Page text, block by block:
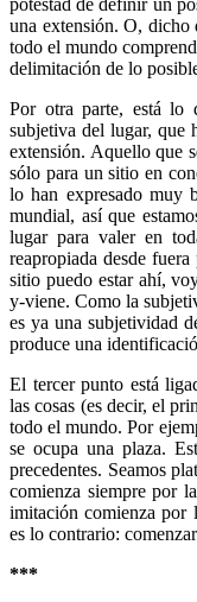
una extensión. O, dicho
todo el mundo
delimitación de lo
Por otra parte, está lo
subjetiva del lugar, que
extensión. Aquello que
sólo para un sitio en
lo han expresado muy
mundial, así que
lugar para valer en
reapropiada desde
sitio puedo estar ahí,
y-viene. Como la
es ya una subjetividad
produce una
El tercer punto está
las cosas (es decir, el
todo el mundo. Por
se ocupa una plaza.
precedentes. Seamos
comienza siempre por
imitación comienza por
es lo contrario:
***